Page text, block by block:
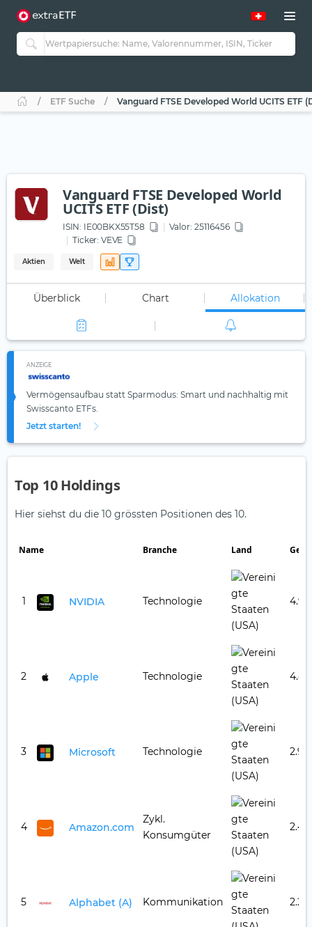
ETF Suche Vanguard FTSE Developed World UCITS ETF
Vanguard FTSE Developed World
UCITS ETF (Dist)
ISIN: IE00BKX55T58
Valor: 25116456
Ticker: VEVE
Aktien Welt
Überblick Chart Allokation
ANZEIGE
Vermögensaufbau statt Sparmodus: Smart und nachhaltig mit
Swisscanto ETFs.
Jetzt starten!
Top 10 Holdings
Hier siehst du die 10 grössten Positionen des 10.
Name Branche Land
1 NVIDIA Technologie 4.97
2 Apple Technologie 4.46
3 Microsoft Technologie 2.95
4 Amazon.com
Zykl.
Konsumgüter
2.46
5 Alphabet (A) Kommunikation 2.21